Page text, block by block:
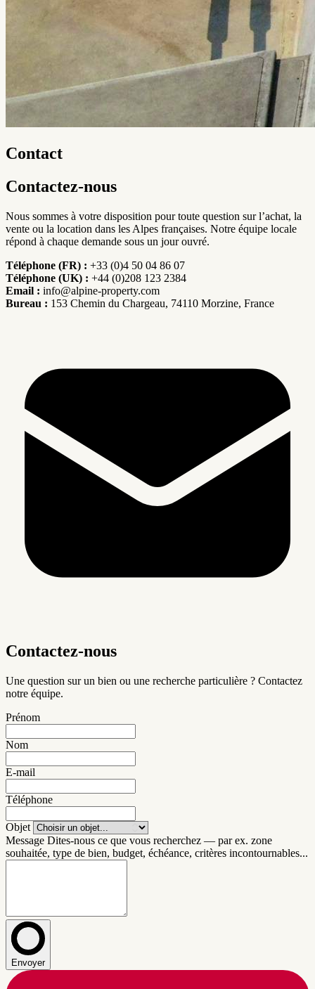
Contact
Contactez-nous
Nous sommes à votre disposition pour toute question sur l’achat, la
vente ou la location dans les Alpes françaises. Notre équipe locale
répond à chaque demande sous un jour ouvré.
Téléphone (FR) : +33 (0)4 50 04 86 07
Téléphone (UK) : +44 (0)208 123 2384
Email : info@alpine-property.com
Bureau : 153 Chemin du Chargeau, 74110 Morzine, France
Contactez-nous
Une question sur un bien ou une recherche particulière ? Contactez
notre équipe.
Prénom
Nom
E-mail
Téléphone
Objet
Message Dites-nous ce que vous recherchez — par ex. zone
souhaitée, type de bien, budget, échéance, critères incontournables...
Envoyer